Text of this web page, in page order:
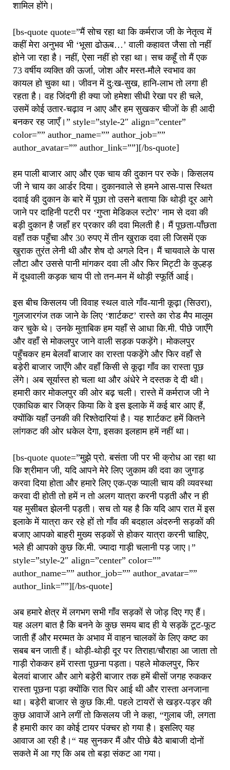
शामिल होंगे।
[bs-quote quote=”मैं सोच रहा था कि कर्मराज जी के नेतृत्व में
कहीं मेरा अनुभव भी ‘भूसा ढोऊब…’ वाली कहावत जैसा तो नहीं
होने जा रहा है। नहीं, ऐसा नहीं हो रहा था। सच कहूँ तो मैं एक
73 वर्षीय व्यक्ति की ऊर्जा, जोश और मस्त-मौले स्वभाव का
कायल हो चुका था। जीवन में दु:ख-सुख, हानि-लाभ तो लगा ही
रहता है। वह जिंदगी ही क्या जो हमेशा सीधी रेखा पर ही चले,
उसमें कोई उतार-चढ़ाव न आए और हम सुखकर चीजों के ही आदी
बनकर रह जाएँ।” style=”style-2″ align=”center”
color=”” author_name=”” author_job=””
author_avatar=”” author_link=””][/bs-quote]
हम पाली बाजार आए और एक चाय की दुकान पर रुके। किसलय
जी ने चाय का आर्डर दिया। दुकानवाले से हमने आस-पास स्थित
दवाई की दुकान के बारे में पूछा तो उसने बताया कि थोड़ी दूर आगे
जाने पर दाहिनी पटरी पर ‘गुप्ता मेडिकल स्टोर’ नाम से दवा की
बड़ी दुकान है जहाँ हर प्रकार की दवा मिलती है। मैं पूछता-पाँछता
वहाँ तक पहुँचा और 30 रुपए में तीन खुराक दवा ली जिसमें एक
खुराक तुरंत लेनी थी और शेष दो अगले दिन। मैं चायवाले के पास
लौटा और उससे पानी मांगकर दवा ली और फिर मिट्टी के कुल्हड़
में दूधवाली कड़क चाय पी तो तन-मन में थोड़ी स्फूर्ति आई।
इस बीच किसलय जी विवाह स्थल वाले गाँव-यानी कूढ़ा (सिउरा),
गुलजारगंज तक जाने के लिए ‘शार्टकट’ रास्ते का रोड मैप मालूम
कर चुके थे। उनके मुताबिक हम यहाँ से आधा कि.मी. पीछे जाएँगे
और वहाँ से मोकलपुर जाने वाली सड़क पकड़ेंगे। मोकलपुर
पहुँचकर हम बेलवाँ बाजार का रास्ता पकड़ेंगे और फिर वहाँ से
बड़ेरी बाजार जाएँगे और वहाँ किसी से कूढ़ा गाँव का रास्ता पूछ
लेंगे। अब सूर्यास्त हो चला था और अंधेरे ने दस्तक दे दी थी।
हमारी कार मोकलपुर की ओर बढ़ चली। रास्ते में कर्मराज जी ने
एकाधिक बार जिक्र किया कि वे इस इलाके में कई बार आए हैं,
क्योंकि यहाँ उनकी की रिश्तेदारियां है। यह शार्टकट हमें कितने
लांगकट की ओर धकेल देगा, इसका इलहाम हमें नहीं था।
[bs-quote quote=”मुझे प्रो. बसंता जी पर भी क्रोध आ रहा था
कि श्रीमान जी, यदि आपने मेरे लिए जुकाम की दवा का जुगाड़
करवा दिया होता और हमारे लिए एक-एक प्याली चाय की व्यवस्था
करवा दी होती तो हमें न तो अलग यात्रा करनी पड़ती और न ही
यह मुसीबत झेलनी पड़ती। सच तो यह है कि यदि आप रात में इस
इलाके में यात्रा कर रहे हों तो गाँव की बदहाल अंदरुनी सड़कों की
बजाए आपको बाहरी मुख्य सड़कों से होकर यात्रा करनी चाहिए,
भले ही आपको कुछ कि.मी. ज्यादा गाड़ी चलानी पड़ जाए।”
style=”style-2″ align=”center” color=””
author_name=”” author_job=”” author_avatar=””
author_link=””][/bs-quote]
अब हमारे क्षेत्र में लगभग सभी गाँव सड़कों से जोड़ दिए गए हैं।
यह अलग बात है कि बनने के कुछ समय बाद ही ये सड़कें टूट-फूट
जाती हैं और मरम्मत के अभाव में वाहन चालकों के लिए कष्ट का
सबब बन जाती हैं। थोड़ी-थोड़ी दूर पर तिराहा/चौराहा आ जाता तो
गाड़ी रोककर हमें रास्ता पूछना पड़ता। पहले मोकलपुर, फिर
बेलवां बाजार और आगे बड़ेरी बाजार तक हमें बीसों जगह रुककर
रास्ता पूछना पड़ा क्योंकि रात घिर आई थी और रास्ता अनजाना
था। बड़ेरी बाजार से कुछ कि.मी. पहले टायरों से खड़र-पड़र की
कुछ आवाजें आने लगीं तो किसलय जी ने कहा, “गुलाब जी, लगता
है हमारी कार का कोई टायर पंक्चर हो गया है। इसलिए यह
आवाज आ रही है।“ यह सुनकर मैं और पीछे बैठे बाबाजी दोनों
सकते में आ गए कि अब तो बड़ा संकट आ गया।